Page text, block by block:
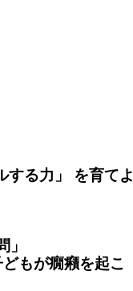
する力」 を育てよ
もが癇癪を起こ